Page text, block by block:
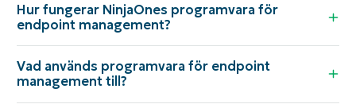
Hur fungerar NinjaOnes programvara för
endpoint management?
Vad används programvara för endpoint
management till?